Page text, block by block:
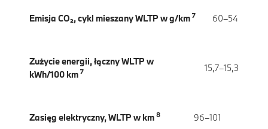
Emisja CO₂, cykl mieszany WLTP w g/km 7 60–54
Zużycie energii, łączny WLTP w
kWh/100 km 7 15,7–15,3
Zasięg elektryczny, WLTP w km 8 96–101